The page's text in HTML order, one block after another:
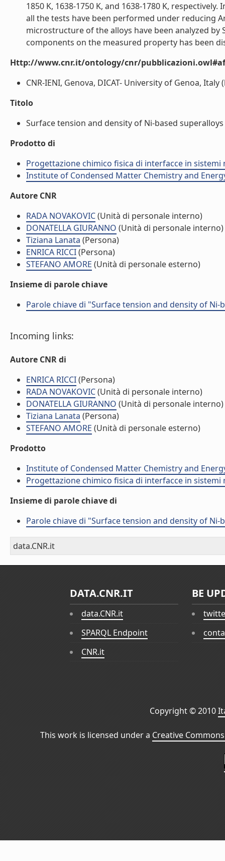
1850 K, 1638-1750 K, and 1638-1780 K,
all the tests have been performed under reducing
microstructure of the alloys have been analyzed by
components on the measured property has been
Http://www.cnr.it/ontology/cnr/
CNR-IENI, Genova, DICAT- University of Genoa, Italy
Titolo
Surface tension and density of Ni-based
Prodotto di
Progettazione chimico fisica di interfacce in sistemi
Institute of Condensed Matter Chemistry and
Autore CNR
RADA NOVAKOVIC(Unità di personale interno)
DONATELLA GIURANNO (Unità di personale interno)
Tiziana Lanata (Persona)
ENRICA RICCI(Persona)
STEFANO AMORE (Unità di personale esterno)
Insieme di parole chiave
Parole chiave di "Surface tension and density of Ni-
Incoming links:
Autore CNR di
ENRICA RICCI(Persona)
RADA NOVAKOVIC(Unità di personale interno)
DONATELLA GIURANNO (Unità di personale interno)
Tiziana Lanata (Persona)
STEFANO AMORE (Unità di personale esterno)
Prodotto
Institute of Condensed Matter Chemistry and
Progettazione chimico fisica di interfacce in sistemi
Insieme di parole chiave di
Parole chiave di "Surface tension and density of Ni-
data.CNR.it
DATA.CNR.IT
data.CNR.it
SPARQL Endpoint
CNR.it
BE
Copyright © 2010
This work is licensed under a Creative